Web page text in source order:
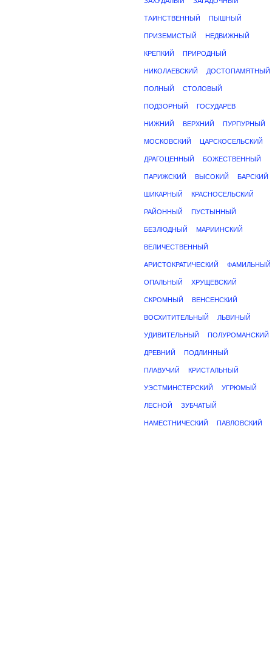
ТАИНСТВЕННЫЙ ПЫШНЫЙ
ПРИЗЕМИСТЫЙ НЕДВИЖНЫЙ
КРЕПКИЙ ПРИРОДНЫЙ
НИКОЛАЕВСКИЙ ДОСТОПАМЯТНЫЙ
ПОЛНЫЙ СТОЛОВЫЙ
ПОДЗОРНЫЙ ГОСУДАРЕВ
НИЖНИЙ ВЕРХНИЙ ПУРПУРНЫЙ
МОСКОВСКИЙ ЦАРСКОСЕЛЬСКИЙ
ДРАГОЦЕННЫЙ БОЖЕСТВЕННЫЙ
ПАРИЖСКИЙ ВЫСОКИЙ БАРСКИЙ
ШИКАРНЫЙ КРАСНОСЕЛЬСКИЙ
РАЙОННЫЙ ПУСТЫННЫЙ
БЕЗЛЮДНЫЙ МАРИИНСКИЙ
ВЕЛИЧЕСТВЕННЫЙ
АРИСТОКРАТИЧЕСКИЙ ФАМИЛЬНЫЙ
ОПАЛЬНЫЙ ХРУЩЕВСКИЙ
СКРОМНЫЙ ВЕНСЕНСКИЙ
ВОСХИТИТЕЛЬНЫЙ ЛЬВИНЫЙ
УДИВИТЕЛЬНЫЙ ПОЛУРОМАНСКИЙ
ДРЕВНИЙ ПОДЛИННЫЙ
ПЛАВУЧИЙ КРИСТАЛЬНЫЙ
УЭСТМИНСТЕРСКИЙ УГРЮМЫЙ
ЛЕСНОЙ ЗУБЧАТЫЙ
НАМЕСТНИЧЕСКИЙ ПАВЛОВСКИЙ